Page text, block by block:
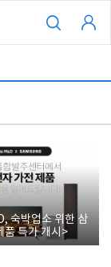
숙박업소 위한 삼
품 특가 개시>